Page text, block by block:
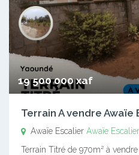
19 500 000 xaf
Terrain A vendre Awaïe
Awaïe Escalier Awaïe Escalier
Terrain Titré de 970m² à